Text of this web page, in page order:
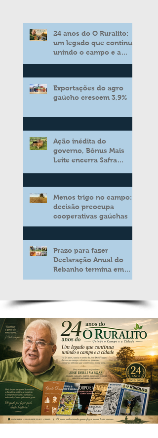
24 anos do O Ruralito:
um legado que continua
unindo o campo e a
Exportações do agro
gaúcho crescem 3,9%
Ação inédita do
governo, Bônus Mais
Leite encerra Safra
aos produtores de leite
Menos trigo no campo:
decisão preocupa
cooperativas gaúchas
Prazo para fazer
Declaração Anual do
Rebanho termina em
duas semanas